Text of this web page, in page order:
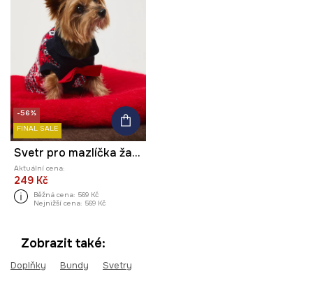
-56%
FINAL SALE
Svetr pro mazlíčka žakárová tkanina, se vzorem
Aktuální cena:
249 Kč
Běžná cena: 569 Kč
Nejnižší cena: 569 Kč
Zobrazit také:
Doplňky Bundy Svetry